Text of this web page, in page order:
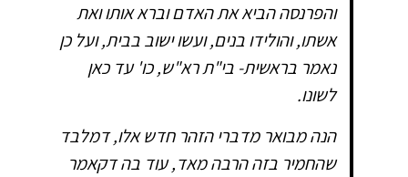
והפרנסה הביא את האדם וברא אותו ואת
אשתו, והולידו בנים, ועשו ישוב בבית, ועל כן
נאמר בראשית- בי"ת רא"ש, כו' עד כאן
לשונו.
הנה מבואר מדברי הזהר חדש אלו, דמלבד
שהחמיר בזה הרבה מאד, עוד בה דקאמר